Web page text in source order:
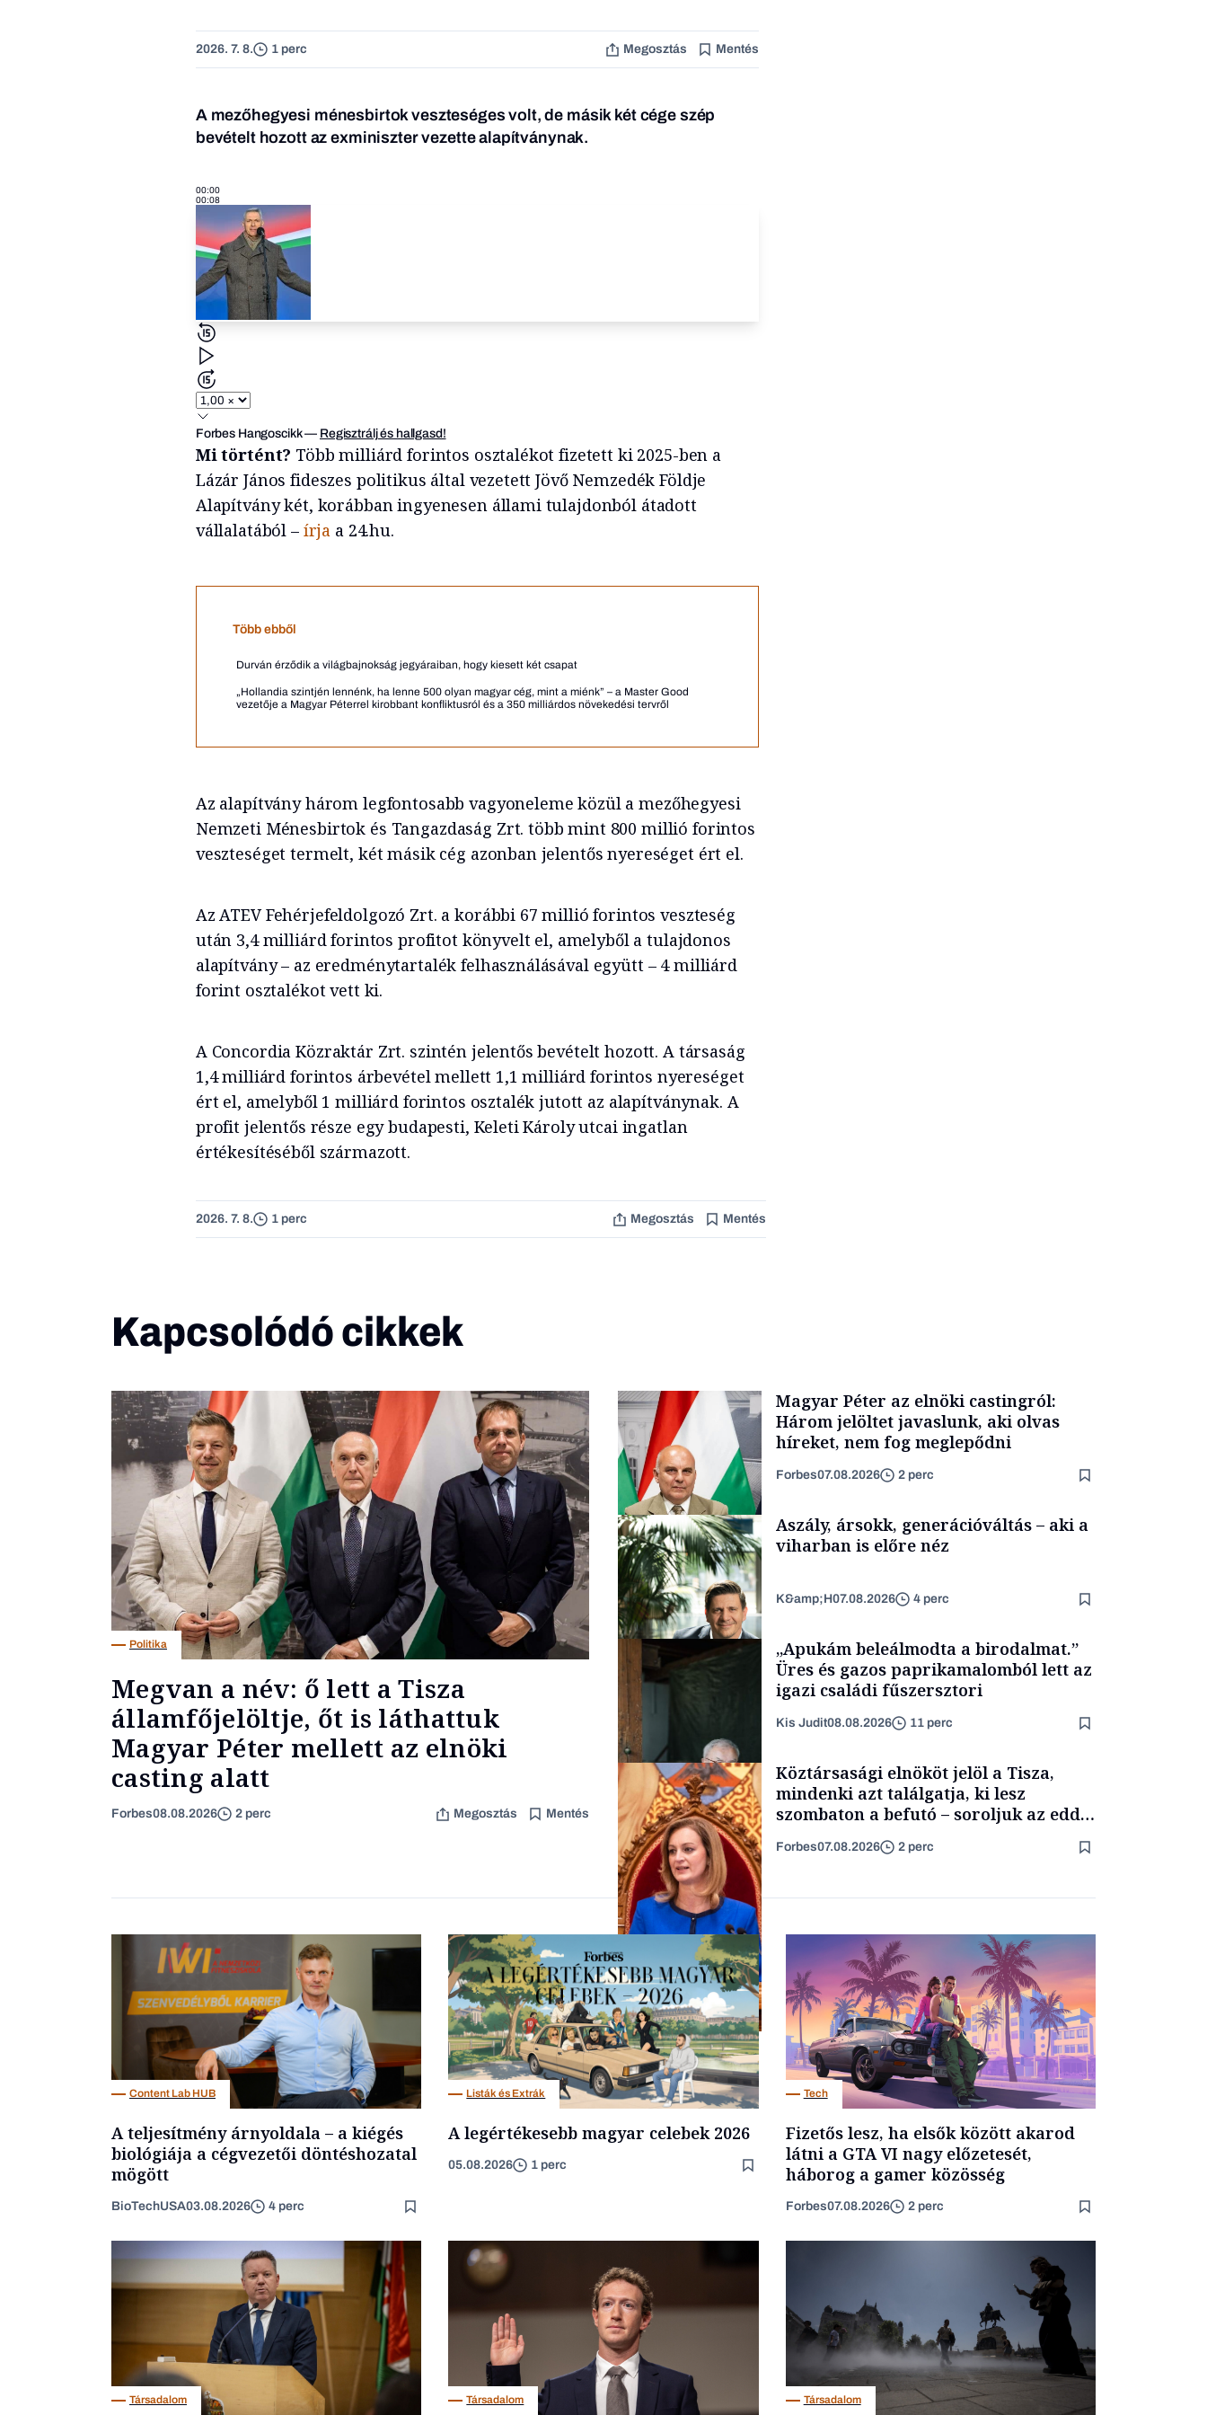
2026. 7. 8. 1 perc Megosztás Mentés
A mezőhegyesi ménesbirtok veszteséges volt, de másik két cége szép
bevételt hozott az exminiszter vezette alapítványnak.
00:00
00:08
Forbes Hangoscikk— Regisztrálj és hallgasd!
Mi történt? Több milliárd forintos osztalékot fizetett ki 2025-ben a
Lázár János fideszes politikus által vezetett Jövő Nemzedék Földje
Alapítvány két, korábban ingyenesen állami tulajdonból átadott
vállalatából – írja a 24.hu.
Több ebből
Durván érződik a világbajnokság jegyáraiban, hogy kiesett két csapat
„Hollandia szintjén lennénk, ha lenne 500 olyan magyar cég, mint a miénk” – a Master Good
vezetője a Magyar Péterrel kirobbant konfliktusról és a 350 milliárdos növekedési tervről
Az alapítvány három legfontosabb vagyoneleme közül a mezőhegyesi
Nemzeti Ménesbirtok és Tangazdaság Zrt. több mint 800 millió forintos
veszteséget termelt, két másik cég azonban jelentős nyereséget ért el.
Az ATEV Fehérjefeldolgozó Zrt. a korábbi 67 millió forintos veszteség
után 3,4 milliárd forintos profitot könyvelt el, amelyből a tulajdonos
alapítvány – az eredménytartalék felhasználásával együtt – 4 milliárd
forint osztalékot vett ki.
A Concordia Közraktár Zrt. szintén jelentős bevételt hozott. A társaság
1,4 milliárd forintos árbevétel mellett 1,1 milliárd forintos nyereséget
ért el, amelyből 1 milliárd forintos osztalék jutott az alapítványnak. A
profit jelentős része egy budapesti, Keleti Károly utcai ingatlan
értékesítéséből származott.
2026. 7. 8. 1 perc Megosztás Mentés
Kapcsolódó cikkek
Politika
Megvan a név: ő lett a Tisza
államfőjelöltje, őt is láthattuk
Magyar Péter mellett az elnöki
casting alatt
Forbes08.08.2026 2 perc Megosztás Mentés
Politika
Magyar Péter az elnöki castingról:
Három jelöltet javaslunk, aki olvas
híreket, nem fog meglepődni
Forbes07.08.2026 2 perc
TÁMOGATÓI
TARTALOM
Aszály, ársokk, generációváltás – aki a
viharban is előre néz
K&amp;H07.08.2026 4 perc
Családi vállalkozások
„Apukám beleálmodta a birodalmat.”
Üres és gazos paprikamalomból lett az
igazi családi fűszersztori
Kis Judit08.08.2026 11 perc
Politika
Köztársasági elnököt jelöl a Tisza,
mindenki azt találgatja, ki lesz
szombaton a befutó – soroljuk az eddig
Forbes07.08.2026 2 perc
Content Lab HUB
A teljesítmény árnyoldala – a kiégés
biológiája a cégvezetői döntéshozatal
mögött
BioTechUSA03.08.2026 4 perc
Listák és Extrák
A legértékesebb magyar celebek 2026
05.08.2026 1 perc
Tech
Fizetős lesz, ha elsők között akarod
látni a GTA VI nagy előzetesét,
háborog a gamer közösség
Forbes07.08.2026 2 perc
Társadalom Társadalom Társadalom